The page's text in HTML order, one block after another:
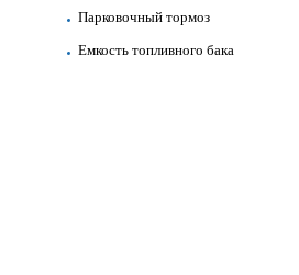
Парковочный тормоз
Емкость топливного бака